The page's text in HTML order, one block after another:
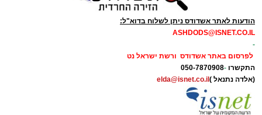
הודעות לאתר אשדודס ניתן לשלוח בדוא"ל:
ASHDODS@ISNET.CO.IL
-
לפרסום באתר אשדודס ורשת ישראל נט
התקשרו -
050-7870908
(אלדה נתנאל ) elda@isnet.co.il